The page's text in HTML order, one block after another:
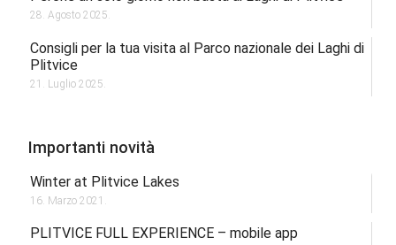
28. Agosto 2025.
Consigli per la tua visita al Parco nazionale dei Laghi di
Plitvice
21. Luglio 2025.
Importanti novità
Winter at Plitvice Lakes
16. Marzo 2021.
PLITVICE FULL EXPERIENCE – mobile app